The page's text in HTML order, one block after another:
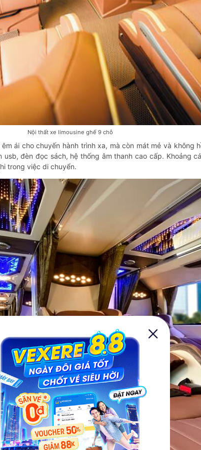
Nội thất xe limousine ghế 9 chỗ
ái cho chuyến hành trình xa, mà còn mát mẻ và không
đèn đọc sách, hệ thống âm thanh cao cấp. Khoảng
trong việc di chuyển.